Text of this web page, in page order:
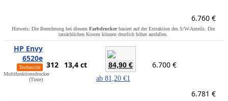
6.760 €
Hinweis: Die Berechnung bei diesem Farbdruckerbasiert auf der Extraktion des S/W-Anteils. Die
tatsächlichen Kosten können deutlich höher ausfallen.
HP Envy
6520e
Testbericht
Multifunktionsdrucker
(Tinte)
312 13,4 ct 84,90 €
ab 81,20 €1
6.700 €
6.781 €